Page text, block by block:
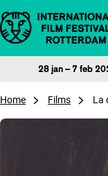
Direct naar
28 jan – 7 feb
Home Films La